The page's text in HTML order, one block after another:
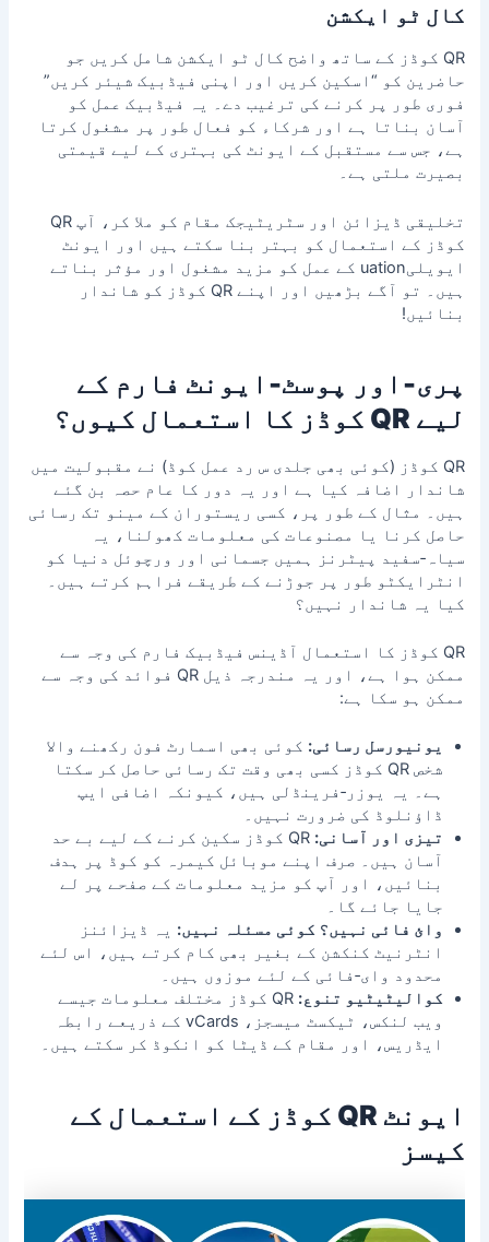
کال ٹو ایکشن
QR کوڈز کے ساتھ واضح کال ٹو ایکشن شامل کریں جو
حاضرین کو “اسکین کریں اور اپنی فیڈبیک شیئر کریں”
فوری طور پر کرنے کی ترغیب دے۔ یہ فیڈبیک عمل کو
آسان بناتا ہے اور شرکاء کو فعال طور پر مشغول کرتا
ہے، جس سے مستقبل کے ایونٹ کی بہتری کے لیے قیمتی
بصیرت ملتی ہے۔
تخلیقی ڈیزائن اور سٹریٹیجک مقام کو ملا کر، آپ QR
کوڈز کے استعمال کو بہتر بنا سکتے ہیں اور ایونٹ
ایویلیuation کے عمل کو مزید مشغول اور مؤثر بناتے
ہیں۔ تو آگے بڑھیں اور اپنے QR کوڈز کو شاندار
بنائیں!
پری‑اور پوسٹ‑ایونٹ فارم کے
لیے QR کوڈز کا استعمال کیوں؟
QR کوڈز (کوئی بھی جلدی س رد عمل کوڈ) نے مقبولیت میں
شاندار اضافہ کیا ہے اور یہ دور کا عام حصہ بن گئے
ہیں۔ مثال کے طور پر، کسی ریستوران کے مینو تک رسائی
حاصل کرنا یا مصنوعات کی معلومات کھولنا، یہ
سیاہ‑سفید پیٹرنز ہمیں جسمانی اور ورچوئل دنیا کو
انٹرایکٹو طور پر جوڑنے کے طریقے فراہم کرتے ہیں۔
کیا یہ شاندار نہیں؟
QR کوڈز کا استعمال آڈینس فیڈبیک فارم کی وجہ سے
ممکن ہوا ہے، اور یہ مندرجہ ذیل QR فوائد کی وجہ سے
ممکن ہو سکا ہے:
یونیورسل رسائی: کوئی بھی اسمارٹ فون رکھنے والا
شخص QR کوڈز کسی بھی وقت تک رسائی حاصل کر سکتا
ہے۔ یہ یوزر‑فرینڈلی ہیں، کیونکہ اضافی ایپ
ڈاؤنلوڈ کی ضرورت نہیں۔
تیزی اور آسانی:
QR کوڈز سکین کرنے کے لیے بے حد
آسان ہیں۔ صرف اپنے موبائل کیمرہ کو کوڈ پر ہدف
بنائیں، اور آپ کو مزید معلومات کے صفحے پر لے
جایا جائے گا۔
وائ فائی نہیں؟ کوئی مسئلہ نہیں: یہ ڈیزائنز
انٹرنیٹ کنکشن کے بغیر بھی کام کرتے ہیں، اس لئے
محدود واى‑فائی کے لئے موزوں ہیں۔
کوالیٹیٹیو تنوع:
QR کوڈز مختلف معلومات جیسے
ویب لنکس، ٹیکسٹ میسجز، vCards کے ذریعے رابطہ
ایڈریس، اور مقام کے ڈیٹا کو انکوڈ کر سکتے ہیں۔
ایونٹ QR کوڈز کے استعمال کے
کیسز